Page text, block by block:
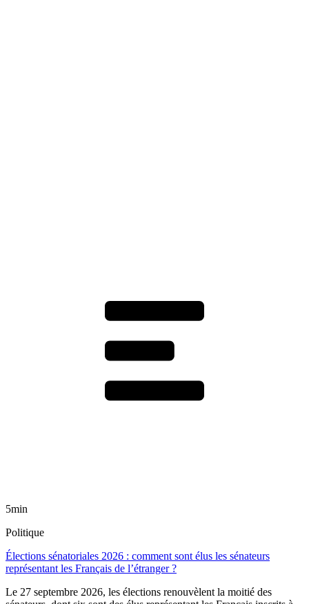
5min
Politique
Élections sénatoriales 2026 : comment sont élus les sénateurs
représentant les Français de l’étranger ?
Le 27 septembre 2026, les élections renouvèlent la moitié des